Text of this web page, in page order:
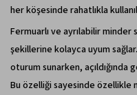
her köşesinde rahatlıkla
Fermuarlı ve ayrılabilir minder
şekillerine kolayca uyum
oturum sunarken, açıldığında
Bu özelliği sayesinde özellikle